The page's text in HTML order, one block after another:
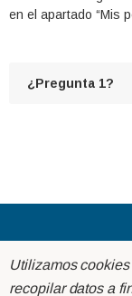
en el apartado “Mis
¿Pregunta 1?
Acerca de
Utilizamos
recopilar datos a